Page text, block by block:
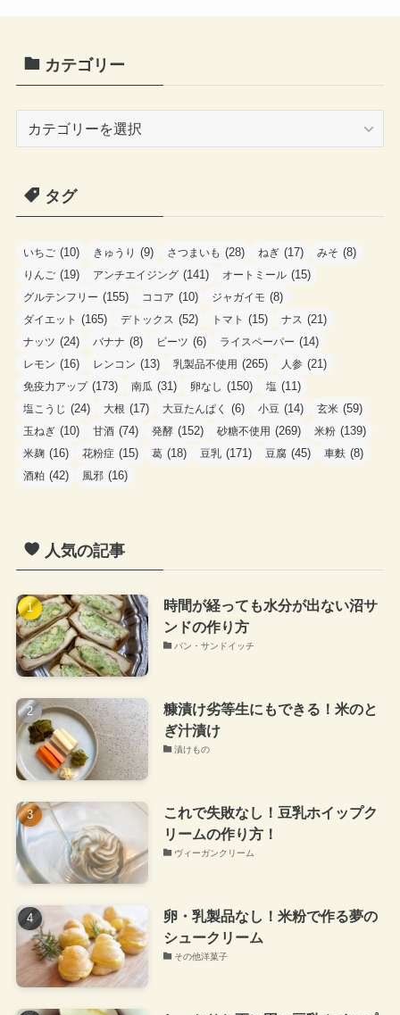
カテゴリー
ゴ
タグ
いちご (10) きゅうり (9) さつまいも (28) ねぎ (17) みそ (8)
りんご (19) アンチエイジング (141) オートミール (15)
グルテンフリー (155) ココア (10) ジャガイモ (8)
ダイエット (165) デトックス (52) トマト (15) ナス (21)
ナッツ (24) バナナ (8) ビーツ (6) ライスペーパー (14)
レモン (16) レンコン (13) 乳製品不使用 (265) 人参 (21)
免疫力アップ(173) 南瓜 (31) 卵なし (150) 塩 (11)
塩こうじ (24) 大根 (17) 大豆たんぱく (6) 小豆 (14) 玄米 (59)
玉ねぎ (10) 甘酒 (74) 発酵 (152) 砂糖不使用 (269) 米粉 (139)
米麹 (16) 花粉症 (15) 葛 (18) 豆乳 (171) 豆腐 (45) 車麩 (8)
酒粕 (42) 風邪 (16)
人気の記事
時間が経っても水分が出ない沼サ
ンドの作り方
パン・サンドイッチ
糠漬け劣等生にもできる！米のと
ぎ汁漬け
漬けもの
これで失敗なし！豆乳ホイップク
リームの作り方！
ヴィーガンクリーム
卵・乳製品なし！米粉で作る夢の
シュークリーム
その他洋菓子